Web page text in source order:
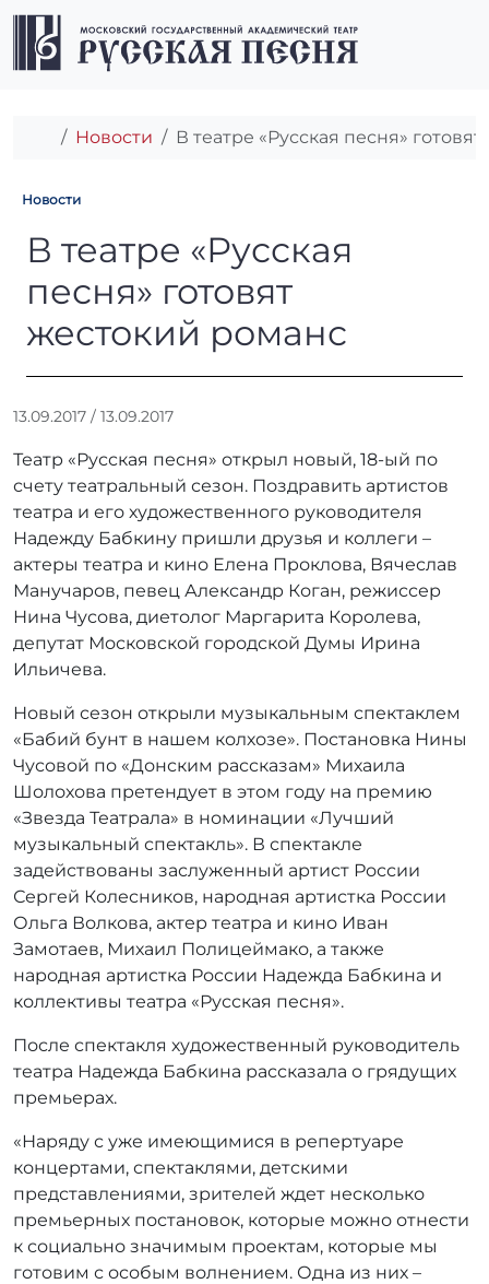
Перейти к содержимому
Перейти к футеру
Главная
Новости В театре «Русская песня»
Новости
В театре «Русская песня»
В театре «Русская
песня» готовят
жестокий романс
13.09.2017 / 13.09.2017
т
о
р
r
_
a
d
n
Театр «Русская песня» открыл новый, 18-ый по
счету театральный сезон. Поздравить артистов
театра и его художественного руководителя
Надежду Бабкину пришли друзья и коллеги –
актеры театра и кино Елена Проклова, Вячеслав
Манучаров, певец Александр Коган, режиссер
Нина Чусова, диетолог Маргарита Королева,
депутат Московской городской Думы Ирина
Ильичева.
Новый сезон открыли музыкальным спектаклем
«Бабий бунт в нашем колхозе». Постановка Нины
Чусовой по «Донским рассказам» Михаила
Шолохова претендует в этом году на премию
«Звезда Театрала» в номинации «Лучший
музыкальный спектакль». В спектакле
задействованы заслуженный артист России
Сергей Колесников, народная артистка России
Ольга Волкова, актер театра и кино Иван
Замотаев, Михаил Полицеймако, а также
народная артистка России Надежда Бабкина и
коллективы театра «Русская песня».
После спектакля художественный руководитель
театра Надежда Бабкина рассказала о грядущих
премьерах.
«Наряду с уже имеющимися в репертуаре
концертами, спектаклями, детскими
представлениями, зрителей ждет несколько
премьерных постановок, которые можно отнести
к социально значимым проектам, которые мы
готовим с особым волнением. Одна из них –